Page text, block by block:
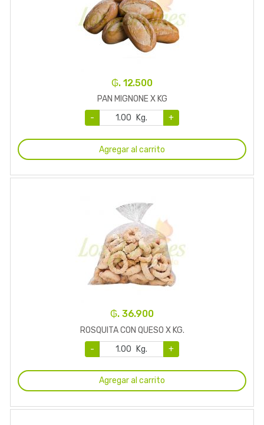
₲. 12.500
PAN MIGNONE X KG
-
Kg. +
Agregar al carrito
₲. 36.900
ROSQUITA CON QUESO X KG.
-
Kg. +
Agregar al carrito